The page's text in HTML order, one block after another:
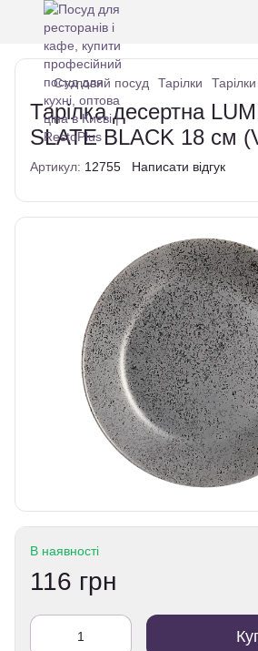
Столовий посуд Тарілки
Тарілка десертна
SLATE BLACK 18 см
Артикул: 12755 Написати відгук
В наявності
116 грн